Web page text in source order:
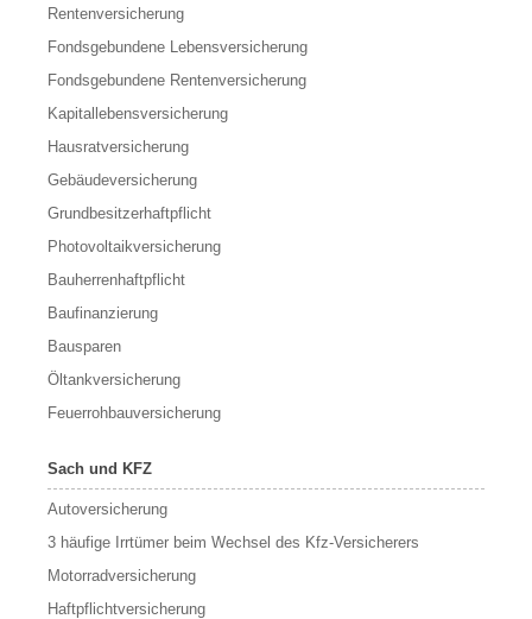
Rentenversicherung
Fondsgebundene Lebensversicherung
Fondsgebundene Rentenversicherung
Kapitallebensversicherung
Hausratversicherung
Gebäudeversicherung
Grundbesitzerhaftpflicht
Photovoltaikversicherung
Bauherrenhaftpflicht
Baufinanzierung
Bausparen
Öltankversicherung
Feuerrohbauversicherung
Sach und KFZ
Autoversicherung
3 häufige Irrtümer beim Wechsel des Kfz-Versicherers
Motorradversicherung
Haftpflichtversicherung